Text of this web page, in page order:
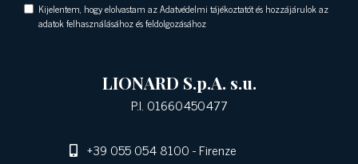
Kijelentem, hogy elolvastam az Adatvédelmi tájékoztatót és hozzájárulok az
adatok felhasználásához és feldolgozásához
LIONARD S.p.A. s.u.
P.I. 01660450477
+39 055 054 8100- Firenze